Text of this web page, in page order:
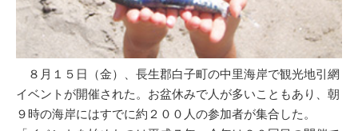
８月１５日（金）、長生郡白子町の中里海岸で観光地引網
イベントが開催された。お盆休みで人が多いこともあり、朝
９時の海岸にはすでに約２００人の参加者が集合した。